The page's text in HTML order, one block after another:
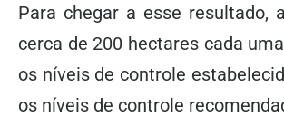
Para chegar a esse resultado,
cerca de 200 hectares cada
os níveis de controle
os níveis de controle